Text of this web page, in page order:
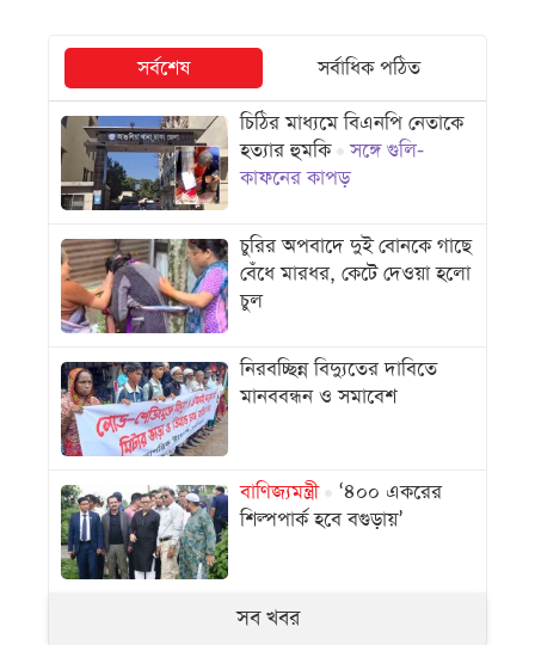
সর্বশেষ
সর্বাধিক পঠিত
চিঠির মাধ্যমে বিএনপি নেতাকে
হত্যার হুমকি
সঙ্গে গুলি-
কাফনের কাপড়
চুরির অপবাদে দুই বোনকে গাছে
বেঁধে মারধর, কেটে দেওয়া হলো
চুল
নিরবচ্ছিন্ন বিদ্যুতের দাবিতে
মানববন্ধন ও সমাবেশ
বাণিজ্যমন্ত্রী
‘৪০০ একরের
শিল্পপার্ক হবে বগুড়ায়’
সব খবর